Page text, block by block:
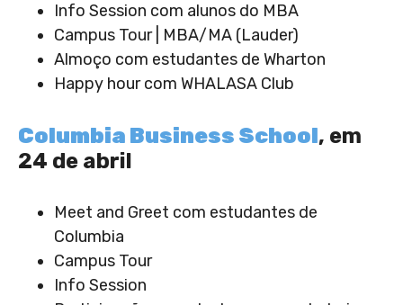
Info Session com alunos do MBA
Campus Tour | MBA/MA (Lauder)
Almoço com estudantes de Wharton
Happy hour com WHALASA Club
Columbia Business School, em
24 de abril
Meet and Greet com estudantes de
Columbia
Campus Tour
Info Session